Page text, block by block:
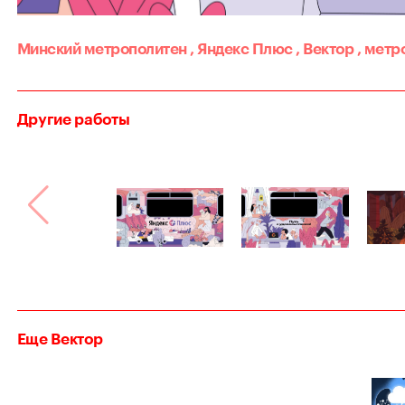
Минский метрополитен , Яндекс Плюс , Вектор ,
Другие работы
Еще Вектор